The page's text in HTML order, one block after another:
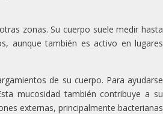
zonas. Su cuerpo suele medir hasta
aunque también es activo en lugares
de su cuerpo. Para ayudarse
mucosidad también contribuye a su
externas, principalmente bacterianas